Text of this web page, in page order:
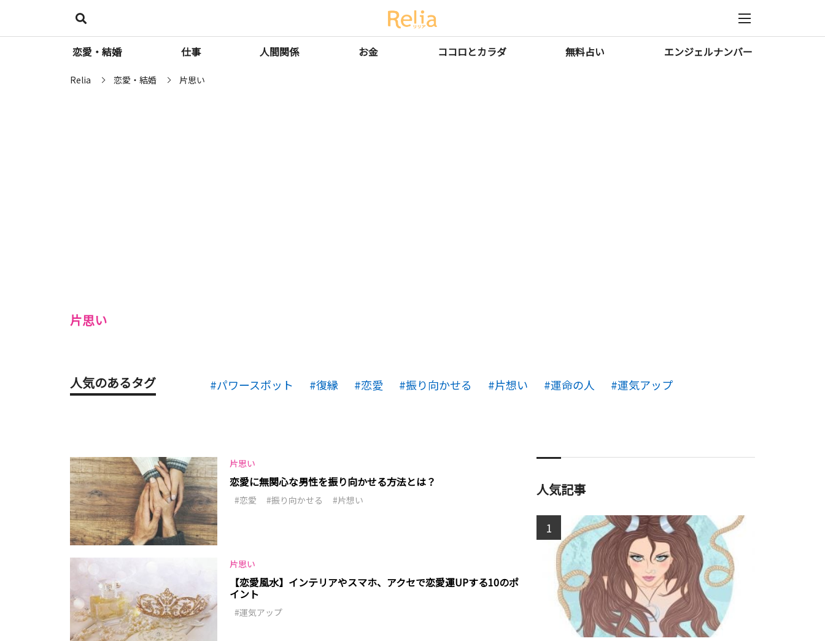
恋愛・結婚 仕事 人間関係 お金 ココロとカラダ 無料占い エンジェルナンバー
Relia 恋愛・結婚 片思い
片思い
人気のあるタグ パワースポット 復縁 恋愛 振り向かせる 片想い 運命の人 運気アップ
片思い
恋愛に無関心な男性を振り向かせる方法とは？
恋愛 振り向かせる 片想い
片思い
【恋愛風水】インテリアやスマホ、アクセで恋愛運UPする10のポ
イント
運気アップ
人気記事
1